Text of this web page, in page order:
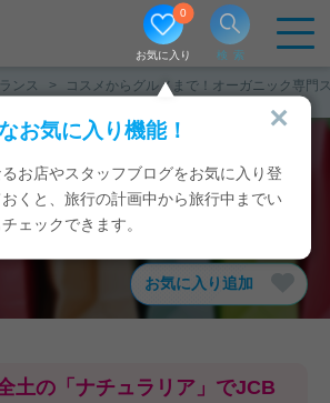
お気に入り
0
お気に入り機能！
お店やスタッフブログをお気に入り登
くと、旅行の計画中から旅行中までい
ェックできます。
検索
ンス コスメからグルメまで！オーガニック専
メまで！オーガニック専門ス
ラリア」でおみやげ選び♡
お気に入り追加
土の「ナチュラリア」でJCB